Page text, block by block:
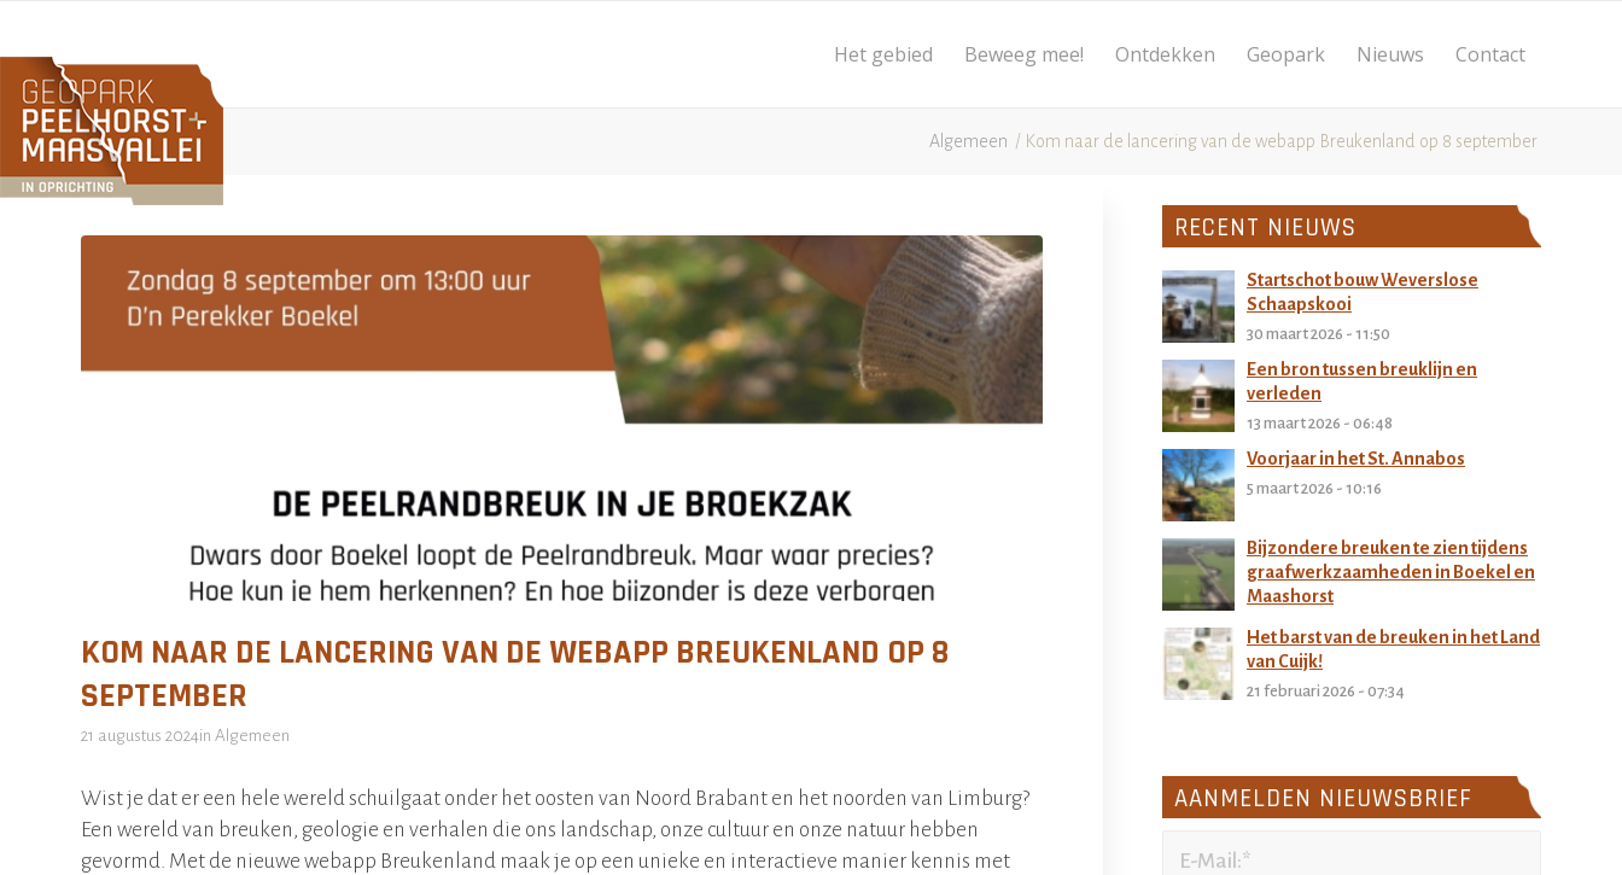
Het gebied Beweeg mee! Ontdekken Geopark Nieuws Contact
Algemeen / Kom naar de lancering van de webapp Breukenland op 8 september
KOM NAAR DE LANCERING VAN DE WEBAPP BREUKENLAND OP 8
SEPTEMBER
21 augustus 2024in Algemeen
Wist je dat er een hele wereld schuilgaat onder het oosten van Noord Brabant en het noorden van Limburg?
Een wereld van breuken, geologie en verhalen die ons landschap, onze cultuur en onze natuur hebben
gevormd. Met de nieuwe webapp Breukenland maak je op een unieke en interactieve manier kennis met
RECENT NIEUWS
Startschot bouw Weverslose
Schaapskooi
30 maart 2026 - 11:50
Een bron tussen breuklijn en
verleden
13 maart 2026 - 06:48
Voorjaar in het St. Annabos
5 maart 2026 - 10:16
Bijzondere breuken te zien tijdens
graafwerkzaamheden in Boekel en
Maashorst
27 februari 2026 - 11:32
Het barst van de breuken in het Land
van Cuijk!
21 februari 2026 - 07:34
AANMELDEN NIEUWSBRIEF